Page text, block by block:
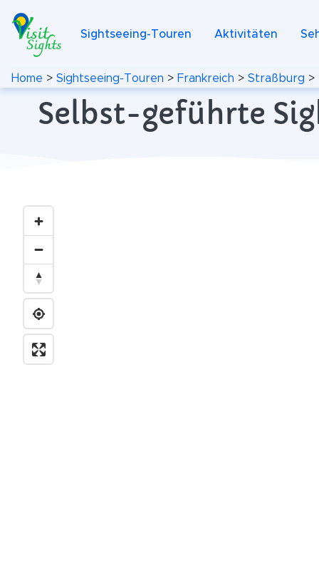
Sightseeing-Touren Aktivitäten
Home > Sightseeing-Touren > Frankreich > Straßburg >
Selbst-geführte